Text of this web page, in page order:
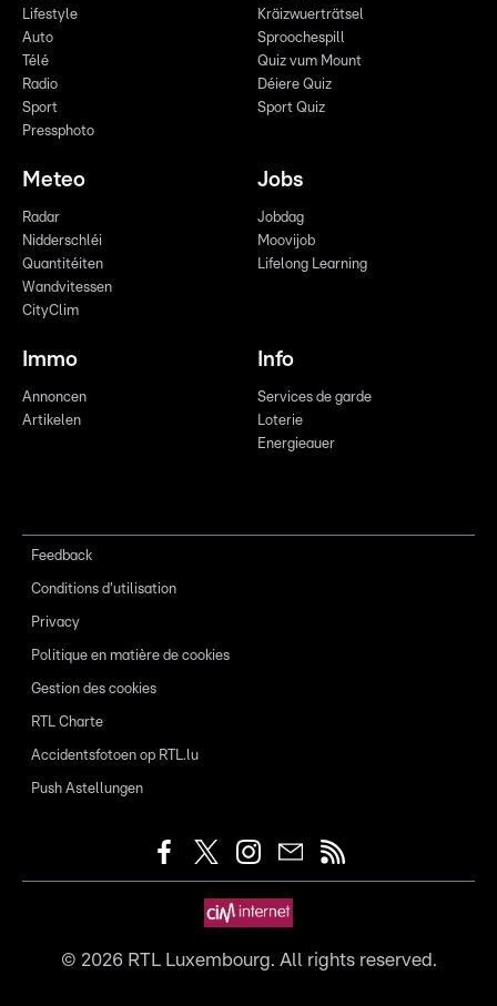
Lifestyle
Auto
Télé
Radio
Sport
Pressphoto
Kräizwuerträtsel
Sproochespill
Quiz vum Mount
Déiere Quiz
Sport Quiz
Meteo
Radar
Nidderschléi
Quantitéiten
Wandvitessen
CityClim
Jobs
Jobdag
Moovijob
Lifelong Learning
Immo
Annoncen
Artikelen
Info
Services de garde
Loterie
Energieauer
Feedback
Conditions d'utilisation
Privacy
Politique en matière de cookies
Gestion des cookies
RTL Charte
Accidentsfotoen op RTL.lu
Push Astellungen
© 2026RTL Luxembourg. All rights reserved.